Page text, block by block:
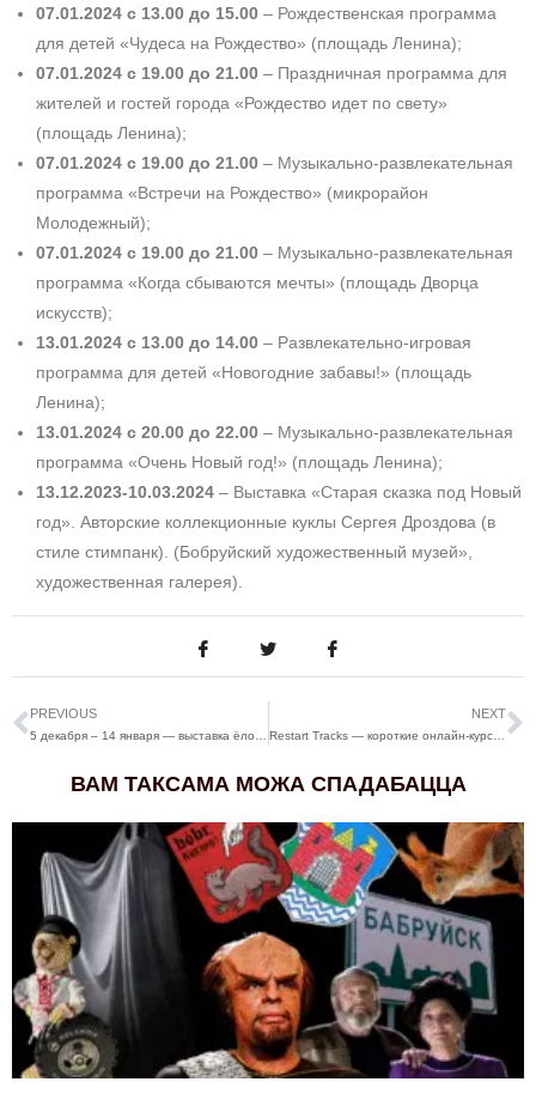
07.01.2024 с 13.00 до 15.00 – Рож­дественская программа
для детей «Чудеса на Рождество» (площадь Ленина);
07.01.2024 с 19.00 до 21.00 – Праздничная программа для
жителей и гостей города «Рождество идет по свету»
(площадь Ленина);
07.01.2024 с 19.00 до 21.00 – Музыкально-­развлекательная
программа «Встречи на Рождество» (микрорайон
Молодежный);
07.01.2024 с 19.00 до 21.00 – Музыкально-­развлекательная
программа «Когда сбываются мечты» (площадь Дворца
искусств);
13.01.2024 с 13.00 до 14.00 – Развлекательно-игровая
программа для детей «Новогодние забавы!» (площадь
Ленина);
13.01.2024 с 20.00 до 22.00 – Музыкально-­развлекательная
программа «Очень Новый год!» (площадь Ленина);
13.12.2023-10.03.2024 – Выставка «Старая сказка под Новый
год». Авторские коллекционные куклы Сергея Дроздова (в
стиле стимпанк). (Бобруйский художественный музей»,
художественная галерея).
PREVIOUS NEXT
Restart Tracks — короткие онлайн-курсы от ProWomen BY
ВАМ ТАКСАМА МОЖА СПАДАБАЦЦА